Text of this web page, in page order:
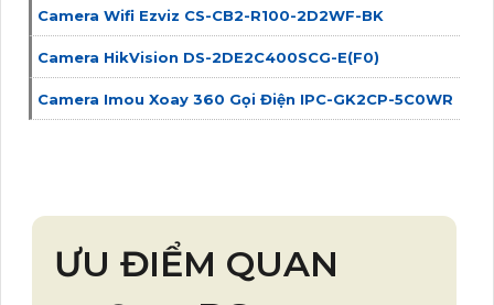
Camera Wifi Ezviz CS-CB2-R100-2D2WF-BK
Camera HikVision DS-2DE2C400SCG-E(F0)
Camera Imou Xoay 360 Gọi Điện IPC-GK2CP-5C0WR
ƯU ĐIỂM QUAN